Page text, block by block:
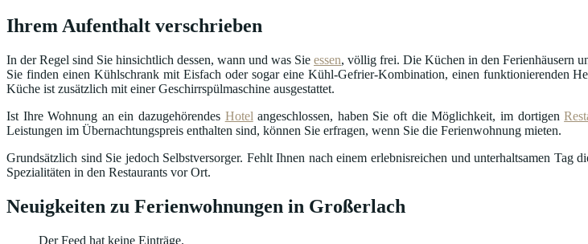
Ihrem Aufenthalt verschrieben
In der Regel sind Sie hinsichtlich dessen, wann und was Sie essen, völlig frei. Die Küchen in den Ferienhäusern
Sie finden einen Kühlschrank mit Eisfach oder sogar eine Kühl-Gefrier-Kombination, einen funktionierenden
Küche ist zusätzlich mit einer Geschirrspülmaschine ausgestattet.
Ist Ihre Wohnung an ein dazugehörendes Hotel angeschlossen, haben Sie oft die Möglichkeit, im dortigen
Leistungen im Übernachtungspreis enthalten sind, können Sie erfragen, wenn Sie die Ferienwohnung mieten.
Grundsätzlich sind Sie jedoch Selbstversorger. Fehlt Ihnen nach einem erlebnisreichen und unterhaltsamen
Spezialitäten in den Restaurants vor Ort.
Neuigkeiten zu Ferienwohnungen in Großerlach
Der Feed hat keine Einträge.